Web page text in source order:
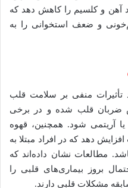
آهن و کلسیم را کاهش دهد که
و ضعف استخوانی را به
تأثیرات منفی بر سلامت قلب
ضربان قلب شده و در برخی
آریتمی شود. همچنین، قهوه
دهد که در افراد مبتلا به
مطالعات نشان داده‌اند که
بروز بیماری‌های قلبی را
مشکلات قلبی دارند.